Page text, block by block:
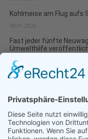
Kohlmeise am Flug aufs
08.01.2026
Fast jeder fünfte
Umwelthilfe
07.01.2026